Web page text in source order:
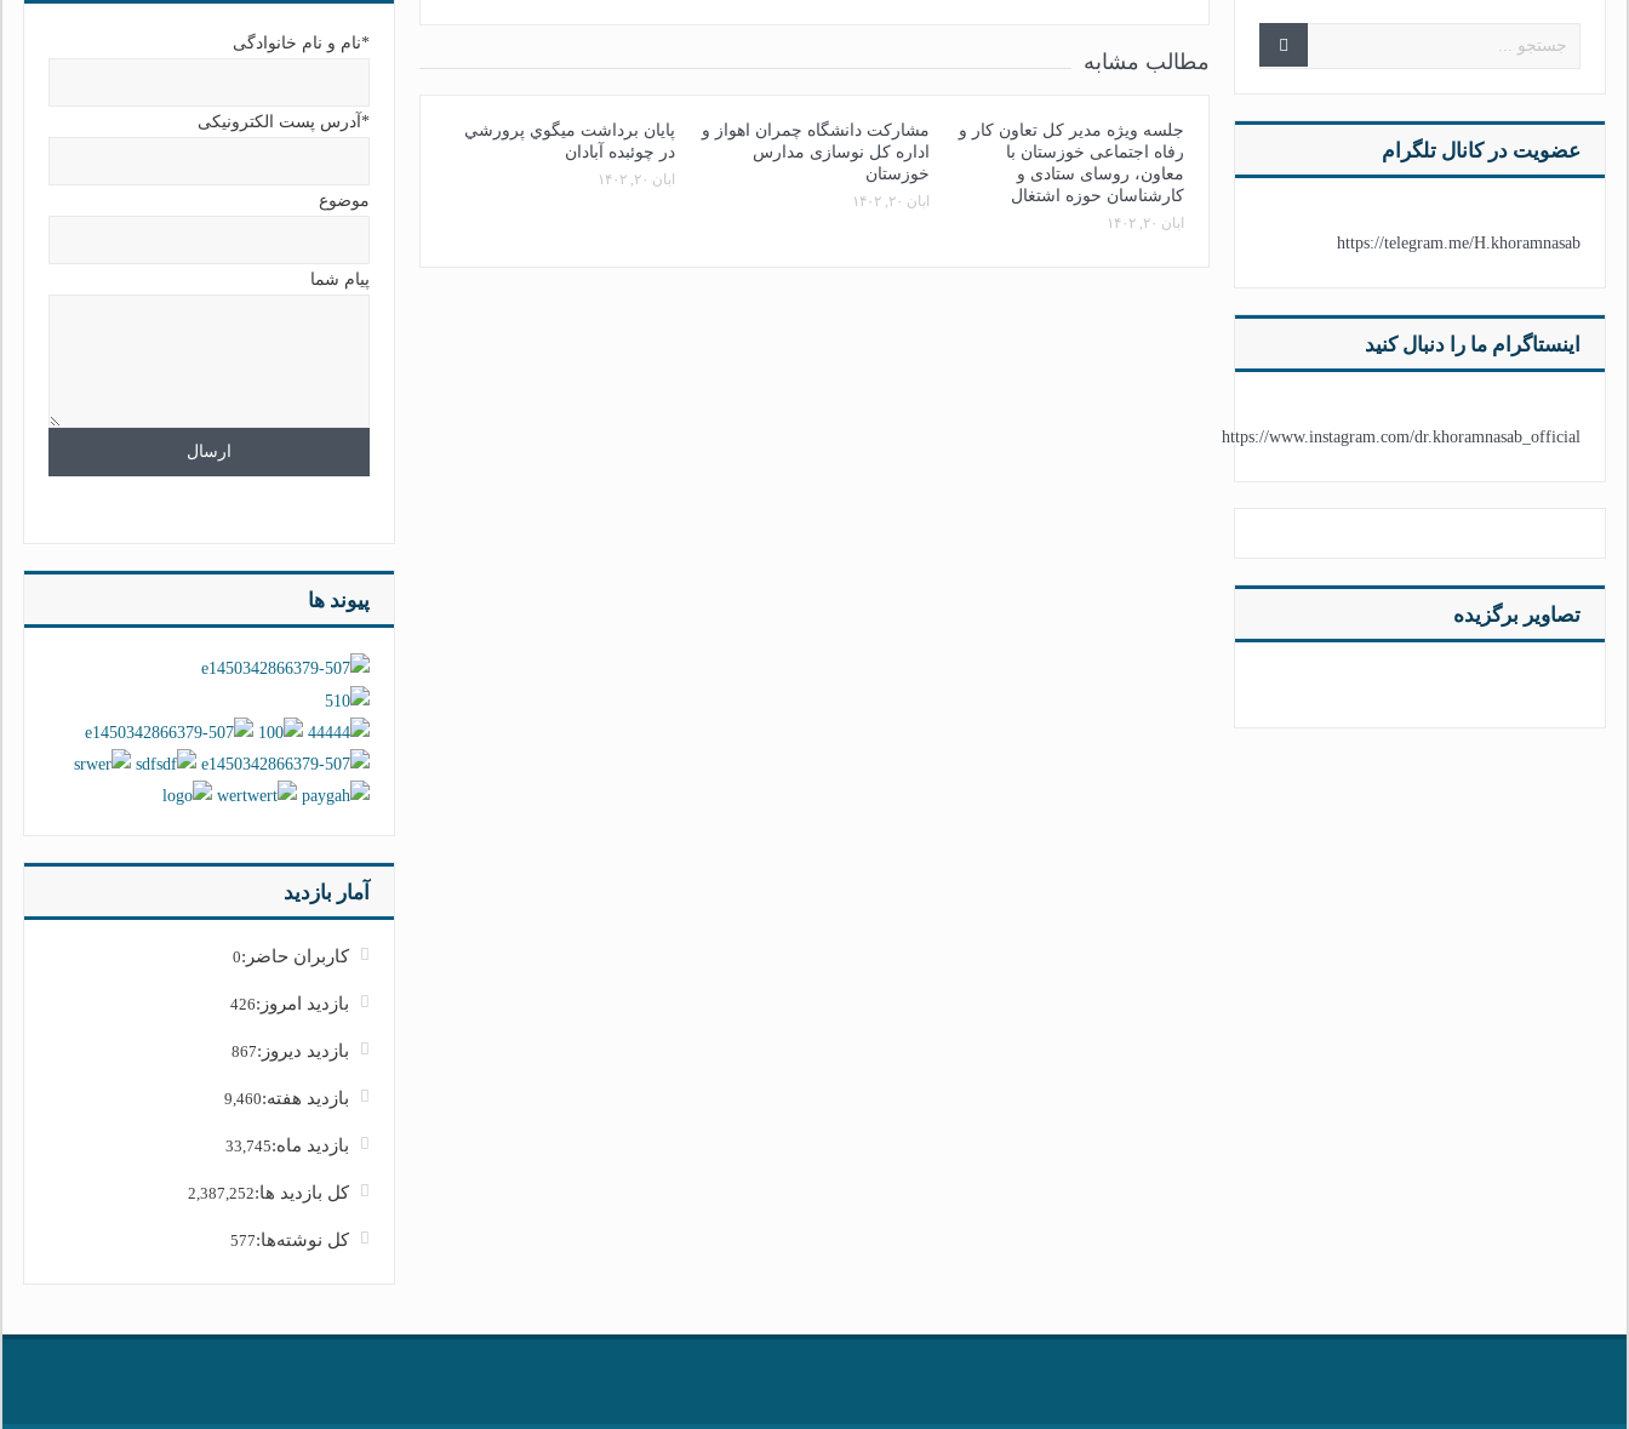
مطالب مشابه
جلسه ویژه مدیر کل تعاون کار و
رفاه اجتماعی خوزستان با
معاون، روسای ستادی و
کارشناسان حوزه اشتغال
آبان ۲۰, ۱۴۰۲
مشارکت دانشگاه چمران اهواز و
اداره کل نوسازی مدارس
خوزستان
آبان ۲۰, ۱۴۰۲
پايان برداشت ميگوي پرورشي
در چوئبده آبادان
آبان ۲۰, ۱۴۰۲
*نام و نام خانوادگی
*آدرس پست الکترونیکی
موضوع
پیام شما
پیوند ها
آمار بازدید
کاربران حاضر:0
بازدید امروز:426
بازدید دیروز:867
بازدید هفته:9,460
بازدید ماه:33,745
کل بازدید ها:2,387,252
کل نوشته‌ها:577
عضویت در کانال تلگرام
https://telegram.me/H.khoramnasab
اینستاگرام ما را دنبال کنید
https://www.instagram.com/dr.khoramnasab_official
تصاویر برگزیده